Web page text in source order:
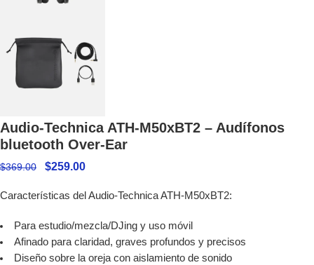
Audio-Technica ATH-M50xBT2 – Audífonos
bluetooth Over-Ear
$369.00 $259.00
Características del Audio-Technica ATH-M50xBT2:
Para estudio/mezcla/DJing y uso móvil
Afinado para claridad, graves profundos y precisos
Diseño sobre la oreja con aislamiento de sonido